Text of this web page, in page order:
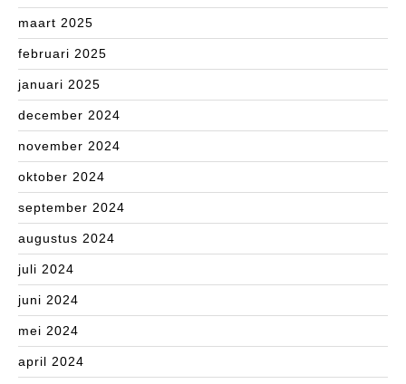
maart 2025
februari 2025
januari 2025
december 2024
november 2024
oktober 2024
september 2024
augustus 2024
juli 2024
juni 2024
mei 2024
april 2024